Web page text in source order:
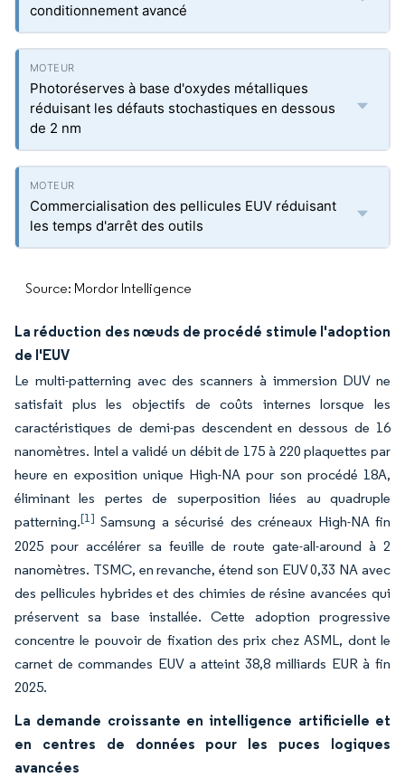
conditionnement avancé
Photoréserves à base d'oxydes métalliques
réduisant les défauts stochastiques en dessous
de 2 nm
Commercialisation des pellicules EUV réduisant
les temps d'arrêt des outils
Source: Mordor Intelligence
La réduction des nœuds de procédé stimule l'adoption
de l'EUV
Le multi-patterning avec des scanners à immersion DUV ne
satisfait plus les objectifs de coûts internes lorsque les
caractéristiques de demi-pas descendent en dessous de 16
nanomètres. Intel a validé un débit de 175 à 220 plaquettes par
heure en exposition unique High-NA pour son procédé 18A,
éliminant les pertes de superposition liées au quadruple
patterning.[1] Samsung a sécurisé des créneaux High-NA fin
2025 pour accélérer sa feuille de route gate-all-around à 2
nanomètres. TSMC, en revanche, étend son EUV 0,33 NA avec
des pellicules hybrides et des chimies de résine avancées qui
préservent sa base installée. Cette adoption progressive
concentre le pouvoir de fixation des prix chez ASML, dont le
carnet de commandes EUV a atteint 38,8 milliards EUR à fin
2025.
La demande croissante en intelligence artificielle et
en centres de données pour les puces logiques
avancées